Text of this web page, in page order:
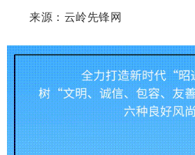
来源：云岭先锋网